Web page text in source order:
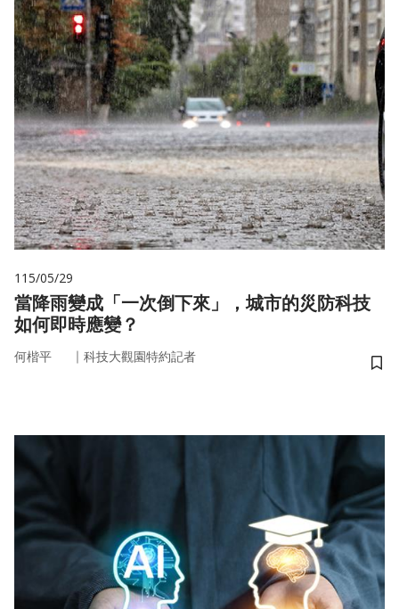
115/05/29
當降雨變成「一次倒下來」，城市的災防科技
如何即時應變？
何楷平 ｜ 科技大觀園特約記者
儲